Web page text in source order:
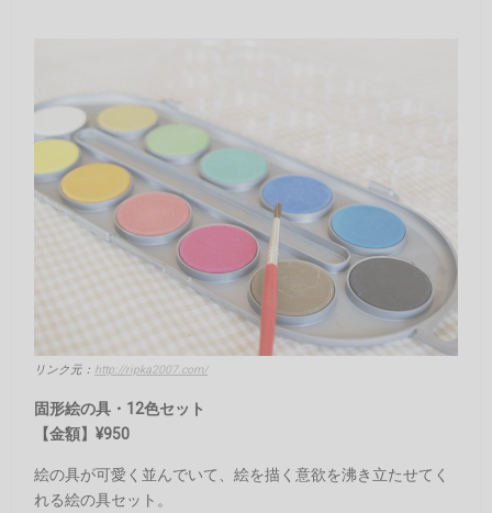
リンク元： http://ripka2007.com/
固形絵の具・12色セット
【金額】¥950
絵の具が可愛く並んでいて、絵を描く意欲を沸き立たせてく
れる絵の具セット。